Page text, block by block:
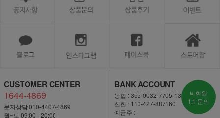
CUSTOMER CENTER
1644-4869
문자상담 010-4407-4869
월~토 09:00 - 20:00
BANK ACCOUNT
농협 : 355-0032-7705-13
신한 : 110-427-887160
예금주 :
비회원
1:1 문의